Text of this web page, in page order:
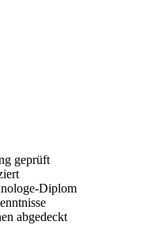
geprüft
Diplom
abgedeckt